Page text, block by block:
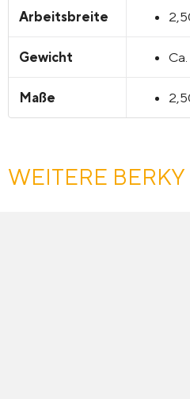
Arbeitsbreite
Gewicht
Maße
WEITERE